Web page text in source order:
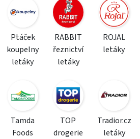
Ptáček
koupelny
letáky
RABBIT
řeznictví
letáky
ROJAL
letáky
Tamda
Foods
TOP
drogerie
Tradior.cz
letáky